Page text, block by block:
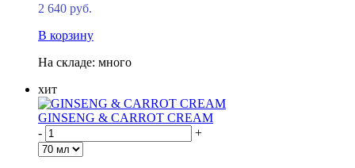
2 640 руб.
В корзину
На складе: много
хит
GINSENG & CARROT CREAM
-
+